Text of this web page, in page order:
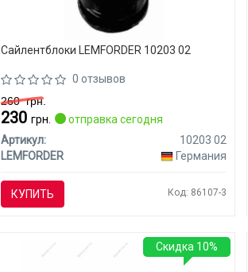
Сайлентблоки LEMFORDER 10203 02
0 отзывов
260грн.
230грн.
отправка сегодня
Артикул:
10203 02
LEMFORDER
Германия
КУПИТЬ Код: 86107-3
Скидка 10%